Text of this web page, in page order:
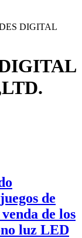
DIGITAL
de
de los
luz LED